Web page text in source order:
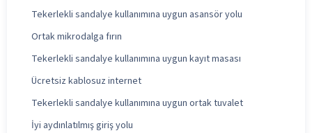
Tekerlekli sandalye kullanımına uygun asansör yolu
Ortak mikrodalga fırın
Tekerlekli sandalye kullanımına uygun kayıt masası
Ücretsiz kablosuz internet
Tekerlekli sandalye kullanımına uygun ortak tuvalet
İyi aydınlatılmış giriş yolu